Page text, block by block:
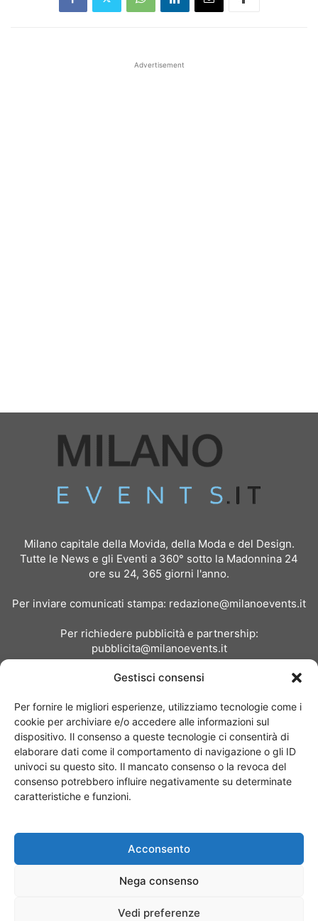
Gestisci consensi
Per fornire le migliori esperienze, utilizziamo tecnologie come i
cookie per archiviare e/o accedere alle informazioni sul
dispositivo. Il consenso a queste tecnologie ci consentirà di
elaborare dati come il comportamento di navigazione o gli ID
univoci su questo sito. Il mancato consenso o la revoca del
consenso potrebbero influire negativamente su determinate
caratteristiche e funzioni.
Acconsento
Nega consenso
Vedi preferenze
Advertisement
Milano capitale della Movida, della Moda e del Design.
Tutte le News e gli Eventi a 360° sotto la Madonnina 24
ore su 24, 365 giorni l'anno.
Per inviare comunicati stampa: redazione@milanoevents.it
Per richiedere pubblicità e partnership:
pubblicita@milanoevents.it
Chi siamo I Nostri Clienti
© Copyright 2017 - MilanoEvents.it© managed by